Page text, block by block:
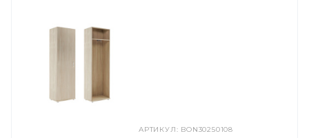
АРТИКУЛ: BON30250108